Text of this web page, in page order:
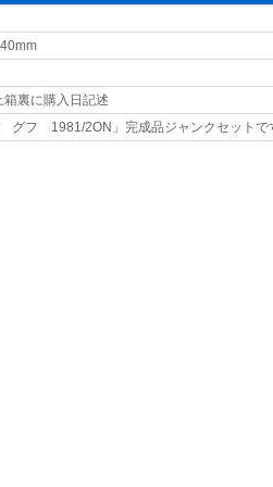
裏に購入日記述
フ 1981/2ON」完成品ジャンクセットで